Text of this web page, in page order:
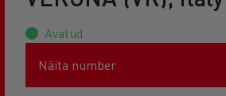
Avatud
Näita number